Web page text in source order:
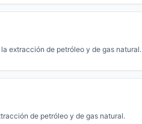
extracción de petróleo y de gas natural.
de petróleo y de gas natural.